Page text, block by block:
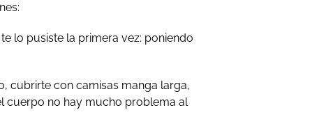
lo pusiste la primera vez: poniendo
cubrirte con camisas manga larga,
cuerpo no hay mucho problema al